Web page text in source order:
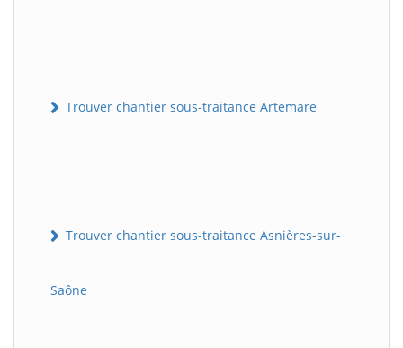
Trouver chantier sous-traitance Artemare
Trouver chantier sous-traitance Asnières-sur-
Saône